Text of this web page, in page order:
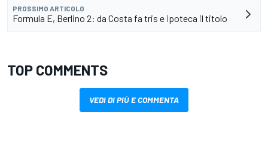
PROSSIMO ARTICOLO
Formula E, Berlino 2: da Costa fa tris e ipoteca il titolo
TOP COMMENTS
VEDI DI PIÙ E COMMENTA